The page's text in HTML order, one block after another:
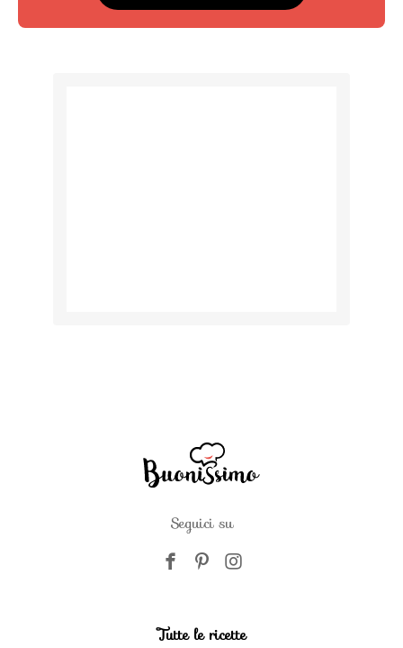
Seguici su
Tutte le ricette